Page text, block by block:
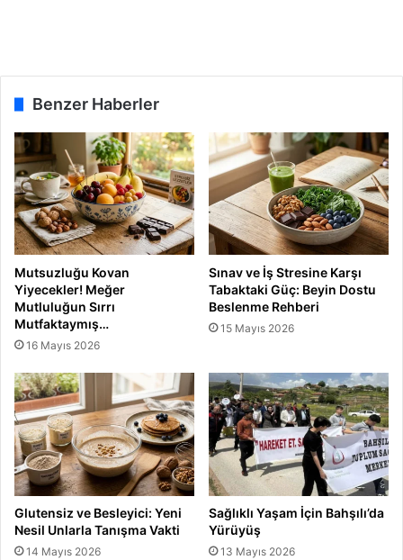
z
ı
Benzer Haberler
Mutsuzluğu Kovan
Yiyecekler! Meğer
Mutluluğun Sırrı
Mutfaktaymış…
16 Mayıs 2026
Sınav ve İş Stresine Karşı
Tabaktaki Güç: Beyin Dostu
Beslenme Rehberi
15 Mayıs 2026
Glutensiz ve Besleyici: Yeni
Nesil Unlarla Tanışma Vakti
14 Mayıs 2026
Sağlıklı Yaşam İçin Bahşılı’da
Yürüyüş
13 Mayıs 2026